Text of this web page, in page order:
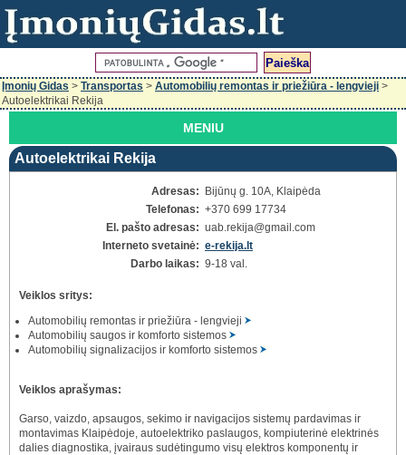
Įmonių Gidas > Transportas > Automobilių remontas ir priežiūra - lengvieji >
Autoelektrikai Rekija
MENIU
Autoelektrikai Rekija
Adresas:
Bijūnų g. 10A, Klaipėda
Telefonas: +370 699 17734
El. pašto adresas: uab.rekija@gmail.com
Interneto svetainė: e-rekija.lt
Darbo laikas: 9-18 val.
Veiklos sritys:
Automobilių remontas ir priežiūra - lengvieji
Automobilių saugos ir komforto sistemos
Automobilių signalizacijos ir komforto sistemos
Veiklos aprašymas:
Garso, vaizdo, apsaugos, sekimo ir navigacijos sistemų pardavimas ir
montavimas Klaipėdoje, autoelektriko paslaugos, kompiuterinė elektrinės
dalies diagnostika, įvairaus sudėtingumo visų elektros komponentų ir